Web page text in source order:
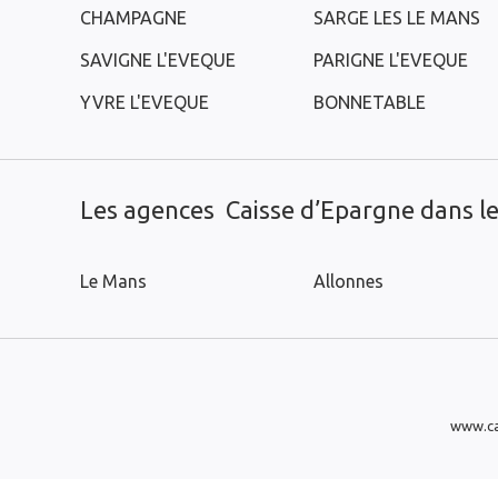
CHAMPAGNE
SAVIGNE L'EVEQUE
YVRE L'EVEQUE
SARGE LES LE MANS
PARIGNE L'EVEQUE
BONNETABLE
Les agences Caisse d’Epargne dans
Le Mans Allonnes